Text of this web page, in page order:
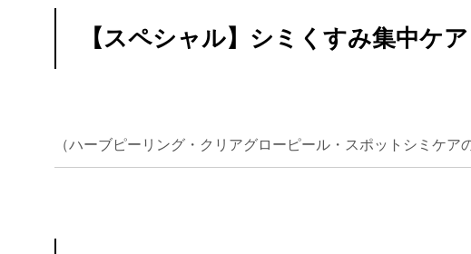
【スペシャル】シミくすみ集中ケア
（ハーブピーリング・クリアグローピール・スポットシミケア